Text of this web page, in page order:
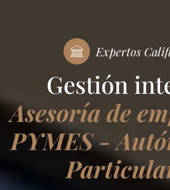
Expertos
Gestión
Asesoría de
PYMES -